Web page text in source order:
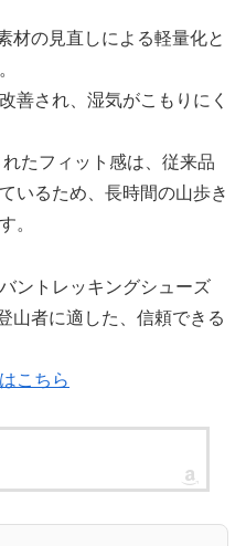
材の見直しによる軽量化と
善され、湿気がこもりにく
たフィット感は、従来品
いるため、長時間の山歩き
。
ントレッキングシューズ
山者に適した、信頼できる
こちら